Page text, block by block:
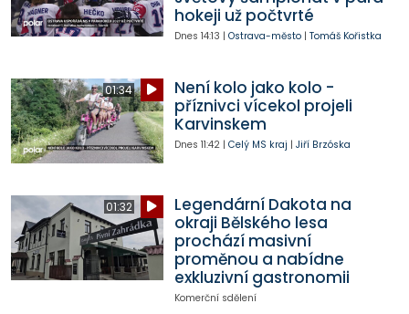
hokeji už počtvrté
Dnes 14:13 | Ostrava-město| Tomáš Kořistka
01:34
Není kolo jako kolo -
příznivci vícekol projeli
Karvinskem
Dnes 11:42| Celý MS kraj | Jiří Brzóska
01:32
Legendární Dakota na
okraji Bělského lesa
prochází masivní
proměnou a nabídne
exkluzivní gastronomii
Komerční sdělení